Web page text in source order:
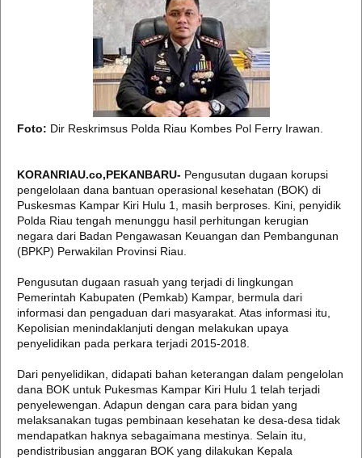
Foto: Dir Reskrimsus Polda Riau Kombes Pol Ferry Irawan.
KORANRIAU.co,PEKANBARU- Pengusutan dugaan korupsi
pengelolaan dana bantuan operasional kesehatan (BOK) di
Puskesmas Kampar Kiri Hulu 1, masih berproses. Kini, penyidik
Polda Riau tengah menunggu hasil perhitungan kerugian
negara dari Badan Pengawasan Keuangan dan Pembangunan
(BPKP) Perwakilan Provinsi Riau.
Pengusutan dugaan rasuah yang terjadi di lingkungan
Pemerintah Kabupaten (Pemkab) Kampar, bermula dari
informasi dan pengaduan dari masyarakat. Atas informasi itu,
Kepolisian menindaklanjuti dengan melakukan upaya
penyelidikan pada perkara terjadi 2015-2018.
Dari penyelidikan, didapati bahan keterangan dalam pengelolan
dana BOK untuk Pukesmas Kampar Kiri Hulu 1 telah terjadi
penyelewengan. Adapun dengan cara para bidan yang
melaksanakan tugas pembinaan kesehatan ke desa-desa tidak
mendapatkan haknya sebagaimana mestinya. Selain itu,
pendistribusian anggaran BOK yang dilakukan Kepala